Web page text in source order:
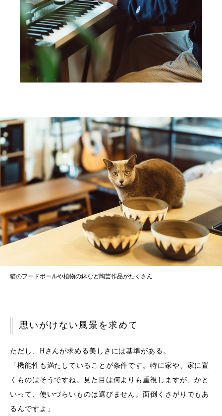
猫のフードボールや植物の鉢など陶芸作品がたくさん
思いがけない 風景を求めて
ただし、Hさんが求める美しさには基準がある。
「機能性も満たしていることが条件です。特に家や、家に置
くものはそうですね。見た目は何よりも重視しますが、かと
いって、使いづらいものは選びません。面倒くさがりでもあ
るんですよ」